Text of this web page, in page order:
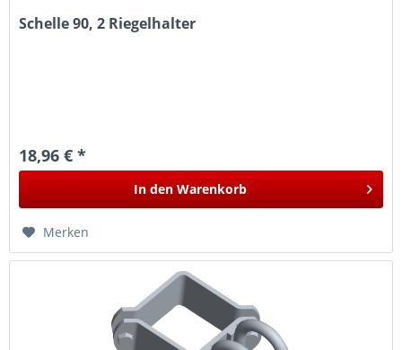
Schelle 90, 2 Riegelhalter
18,96 € *
In den Warenkorb
Merken